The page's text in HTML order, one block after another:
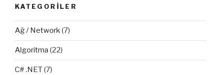
KATEGORILER
Ağ / Network(7)
Algoritma (22)
C# .NET(7)